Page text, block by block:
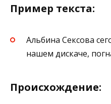
Пример текста:
Альбина Сексова
нашем дискаче,
Происхождение: